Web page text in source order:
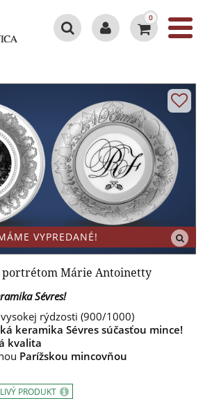
0
VYPREDANÉ!
portrétom Márie Antoinetty
Sévres!
vysokej rýdzosti (900/1000)
keramika Sévres súčasťou mince!
kvalita
Parížskou mincovňou
PRODUKT